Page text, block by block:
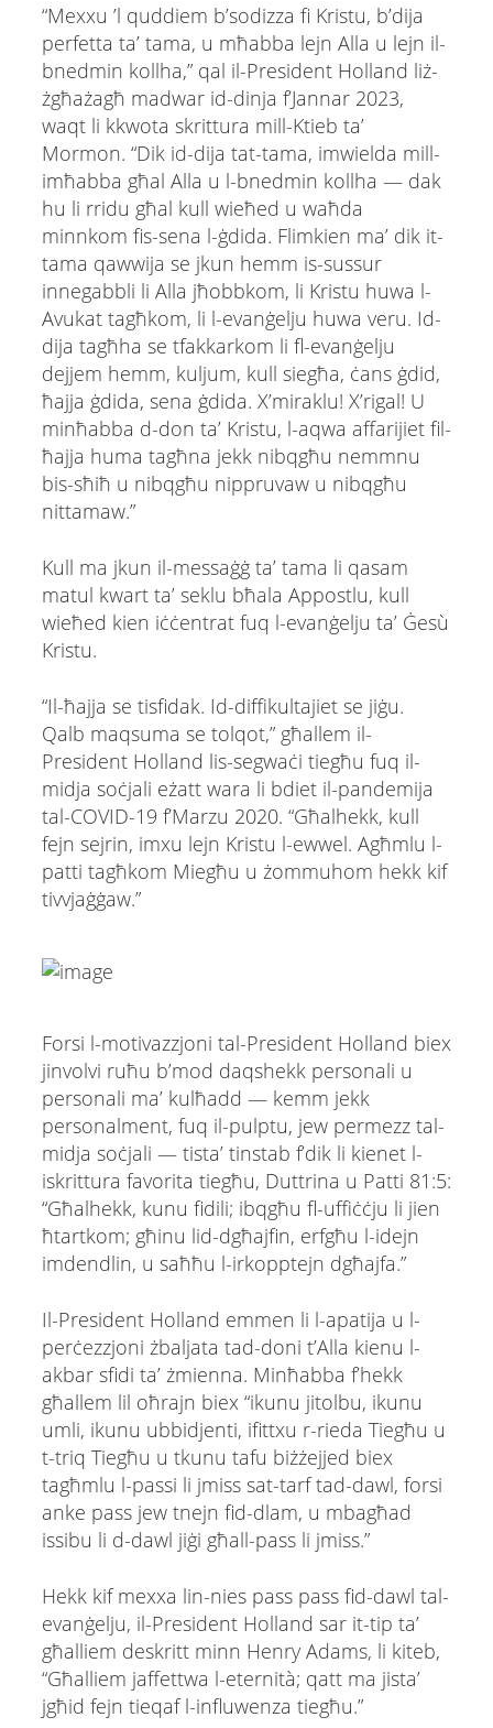
“Mexxu ’l quddiem b’sodizza fi Kristu, b’dija
perfetta ta’ tama, u mħabba lejn Alla u lejn il-
bnedmin kollha,” qal il-President Holland liż-
żgħażagħ madwar id-dinja f’Jannar 2023,
waqt li kkwota skrittura mill-Ktieb ta’
Mormon. “Dik id-dija tat-tama, imwielda mill-
imħabba għal Alla u l-bnedmin kollha — dak
hu li rridu għal kull wieħed u waħda
minnkom fis-sena l-ġdida. Flimkien ma’ dik it-
tama qawwija se jkun hemm is-sussur
innegabbli li Alla jħobbkom, li Kristu huwa l-
Avukat tagħkom, li l-evanġelju huwa veru. Id-
dija tagħha se tfakkarkom li fl-evanġelju
dejjem hemm, kuljum, kull siegħa, ċans ġdid,
ħajja ġdida, sena ġdida. X’miraklu! X’rigal! U
minħabba d-don ta’ Kristu, l-aqwa affarijiet fil-
ħajja huma tagħna jekk nibqgħu nemmnu
bis-sħiħ u nibqgħu nippruvaw u nibqgħu
nittamaw.”
Kull ma jkun il-messaġġ ta’ tama li qasam
matul kwart ta’ seklu bħala Appostlu, kull
wieħed kien iċċentrat fuq l-evanġelju ta’ Ġesù
Kristu.
“Il-ħajja se tisfidak. Id-diffikultajiet se jiġu.
Qalb maqsuma se tolqot,” għallem il-
President Holland lis-segwaċi tiegħu fuq il-
midja soċjali eżatt wara li bdiet il-pandemija
tal-COVID-19 f’Marzu 2020. “Għalhekk, kull
fejn sejrin, imxu lejn Kristu l-ewwel. Agħmlu l-
patti tagħkom Miegħu u żommuhom hekk kif
tivvjaġġaw.”
Forsi l-motivazzjoni tal-President Holland biex
jinvolvi ruħu b’mod daqshekk personali u
personali ma’ kulħadd — kemm jekk
personalment, fuq il-pulptu, jew permezz tal-
midja soċjali — tista’ tinstab f’dik li kienet l-
iskrittura favorita tiegħu, Duttrina u Patti 81:5:
“Għalhekk, kunu fidili; ibqgħu fl-uffiċċju li jien
ħtartkom; għinu lid-dgħajfin, erfgħu l-idejn
imdendlin, u saħħu l-irkopptejn dgħajfa.”
Il-President Holland emmen li l-apatija u l-
perċezzjoni żbaljata tad-doni t’Alla kienu l-
akbar sfidi ta’ żmienna. Minħabba f’hekk
għallem lil oħrajn biex “ikunu jitolbu, ikunu
umli, ikunu ubbidjenti, ifittxu r-rieda Tiegħu u
t-triq Tiegħu u tkunu tafu biżżejjed biex
tagħmlu l-passi li jmiss sat-tarf tad-dawl, forsi
anke pass jew tnejn fid-dlam, u mbagħad
issibu li d-dawl jiġi għall-pass li jmiss.”
Hekk kif mexxa lin-nies pass pass fid-dawl tal-
evanġelju, il-President Holland sar it-tip ta’
għalliem deskritt minn Henry Adams, li kiteb,
“Għalliem jaffettwa l-eternità; qatt ma jista’
jgħid fejn tieqaf l-influwenza tiegħu.”